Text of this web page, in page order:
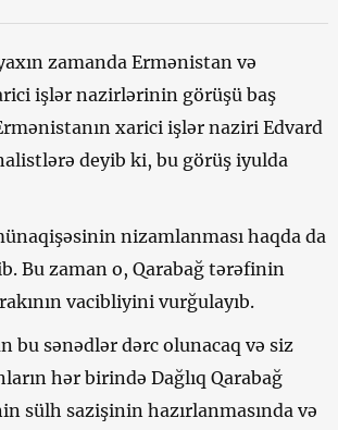
zamanda Ermənistan və
işlər nazirlərinin görüşü baş
xarici işlər naziri Edvard
deyib ki, bu görüş iyulda
nizamlanması haqda da
Bu zaman o, Qarabağ tərəfinin
vacibliyini vurğulayıb.
bu sənədlər dərc olunacaq və siz
hər birində Dağlıq Qarabağ
sülh sazişinin hazırlanmasında və